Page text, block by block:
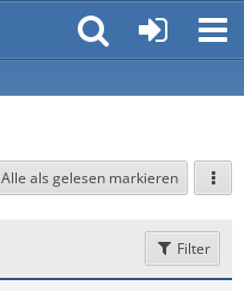
Alle als gelesen markieren
Filter